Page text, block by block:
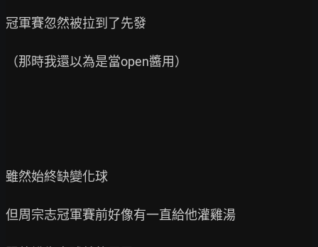
冠軍賽忽然被拉到了先發
（那時我還以為是當open醬用）
雖然始終缺變化球
但周宗志冠軍賽前好像有一直給他灌雞湯